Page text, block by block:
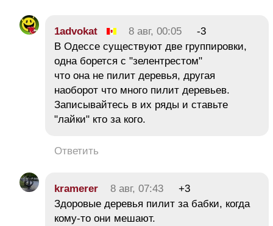
1advokat 8 авг, 00:05
-3
В Одессе существуют две группировки,
одна борется с "зелентрестом"
что она не пилит деревья, другая
наоборот что много пилит деревьев.
Записывайтесь в их ряды и ставьте
"лайки" кто за кого.
Ответить
kramerer 8 авг, 07:43
+3
Здоровые деревья пилит за бабки, когда
кому-то они мешают.